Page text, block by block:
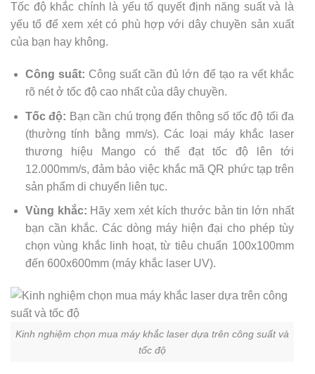
Tốc độ khắc chính là yếu tố quyết định năng suất và là
yếu tổ để xem xét có phù hợp với dây chuyền sản xuất
của bạn hay không.
Công suất: Công suất cần đủ lớn để tạo ra vết khắc
rõ nét ở tốc độ cao nhất của dây chuyền.
Tốc độ: Bạn cần chú trọng đến thông số tốc độ tối đa
(thường tính bằng mm/s). Các loại máy khắc laser
thương hiệu Mango có thể đạt tốc độ lên tới
12.000mm/s, đảm bảo việc khắc mã QR phức tạp trên
sản phẩm di chuyển liên tục.
Vùng khắc: Hãy xem xét kích thước bản tin lớn nhất
bạn cần khắc. Các dòng máy hiện đại cho phép tùy
chọn vùng khắc linh hoạt, từ tiêu chuẩn 100x100mm
đến 600x600mm (máy khắc laser UV).
Kinh nghiệm chọn mua máy khắc laser dựa trên công suất và
tốc độ